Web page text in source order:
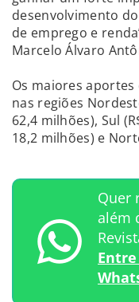
desenvolvimento
de emprego e
Marcelo Álvaro
Os maiores
nas regiões
62,4 milhões), Sul
18,2 milhões) e
Quer
além